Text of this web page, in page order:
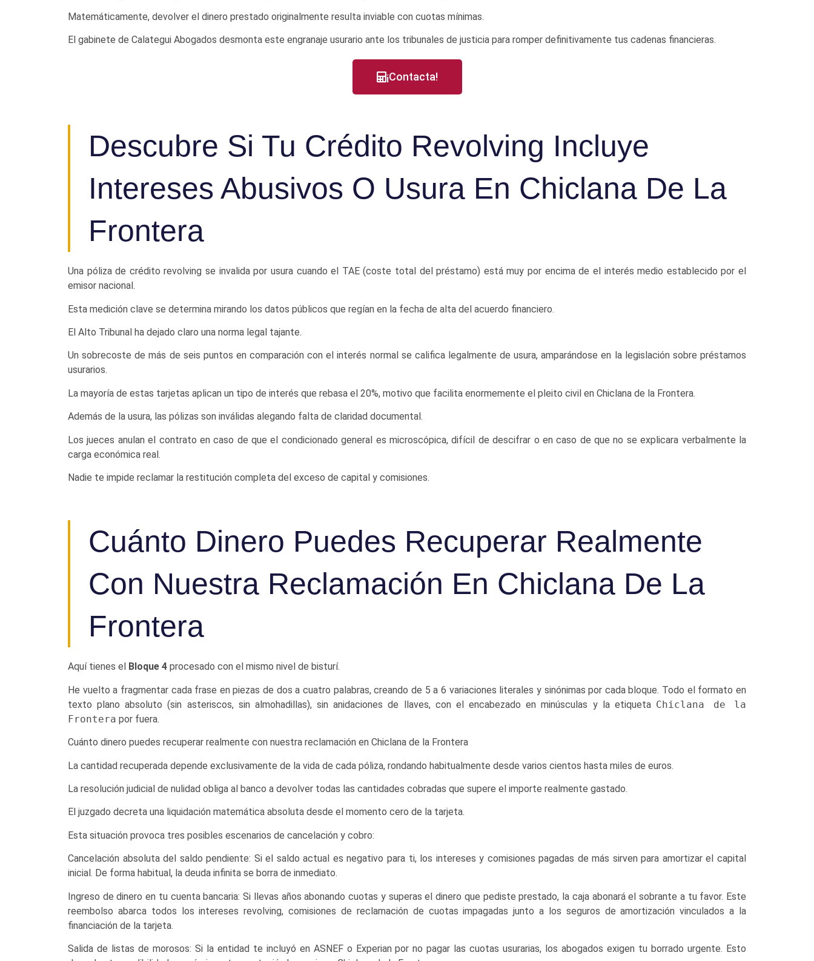
Matemáticamente, devolver el dinero prestado originalmente resulta inviable con cuotas mínimas.
El gabinete de Calategui Abogados desmonta este engranaje usurario ante los tribunales de justicia para romper definitivamente tus cadenas financieras.
¡Contacta!
Descubre Si Tu Crédito Revolving Incluye
Intereses Abusivos O Usura En Chiclana De La
Frontera
Una póliza de crédito revolving se invalida por usura cuando el TAE (coste total del préstamo) está muy por encima de el interés medio establecido por el
emisor nacional.
Esta medición clave se determina mirando los datos públicos que regían en la fecha de alta del acuerdo financiero.
El Alto Tribunal ha dejado claro una norma legal tajante.
Un sobrecoste de más de seis puntos en comparación con el interés normal se califica legalmente de usura, amparándose en la legislación sobre préstamos
usurarios.
La mayoría de estas tarjetas aplican un tipo de interés que rebasa el 20%, motivo que facilita enormemente el pleito civil en Chiclana de la Frontera.
Además de la usura, las pólizas son inválidas alegando falta de claridad documental.
Los jueces anulan el contrato en caso de que el condicionado general es microscópica, difícil de descifrar o en caso de que no se explicara verbalmente la
carga económica real.
Nadie te impide reclamar la restitución completa del exceso de capital y comisiones.
Cuánto Dinero Puedes Recuperar Realmente
Con Nuestra Reclamación En Chiclana De La
Frontera
Aquí tienes el Bloque 4 procesado con el mismo nivel de bisturí.
He vuelto a fragmentar cada frase en piezas de dos a cuatro palabras, creando de 5 a 6 variaciones literales y sinónimas por cada bloque. Todo el formato en
texto plano absoluto (sin asteriscos, sin almohadillas), sin anidaciones de llaves, con el encabezado en minúsculas y la etiqueta Chiclana de la
Frontera por fuera.
Cuánto dinero puedes recuperar realmente con nuestra reclamación en Chiclana de la Frontera
La cantidad recuperada depende exclusivamente de la vida de cada póliza, rondando habitualmente desde varios cientos hasta miles de euros.
La resolución judicial de nulidad obliga al banco a devolver todas las cantidades cobradas que supere el importe realmente gastado.
El juzgado decreta una liquidación matemática absoluta desde el momento cero de la tarjeta.
Esta situación provoca tres posibles escenarios de cancelación y cobro:
Cancelación absoluta del saldo pendiente: Si el saldo actual es negativo para ti, los intereses y comisiones pagadas de más sirven para amortizar el capital
inicial. De forma habitual, la deuda infinita se borra de inmediato.
Ingreso de dinero en tu cuenta bancaria: Si llevas años abonando cuotas y superas el dinero que pediste prestado, la caja abonará el sobrante a tu favor. Este
reembolso abarca todos los intereses revolving, comisiones de reclamación de cuotas impagadas junto a los seguros de amortización vinculados a la
financiación de la tarjeta.
Salida de listas de morosos: Si la entidad te incluyó en ASNEF o Experian por no pagar las cuotas usurarias, los abogados exigen tu borrado urgente. Esto